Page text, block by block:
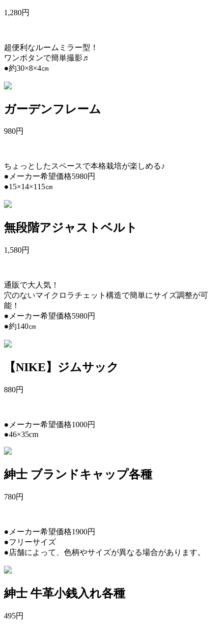
1,280円
超便利なルームミラー型！
ワンボタンで簡単撮影♬
●約30×8×4㎝
ガーデンフレーム
980円
ちょっとしたスペースで本格栽培が楽しめる♪
●メーカー希望価格5980円
●15×14×115㎝
無段階アジャストベルト
1,580円
通販で大人気！
穴のないマイクロラチェット構造で簡単にサイズ調整が可
能！
●メーカー希望価格5980円
●約140㎝
【NIKE】ジムサック
880円
●メーカー希望価格1000円
●46×35cm
紳士 ブランドキャップ各種
780円
●メーカー希望価格1900円
●フリーサイズ
●店舗によって、色柄やサイズが異なる場合があります。
紳士 牛革小銭入れ各種
495円